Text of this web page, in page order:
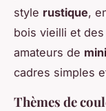
style rustique,
bois vieilli et
amateurs de
cadres simples
Thèmes de